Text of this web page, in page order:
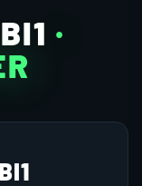
·